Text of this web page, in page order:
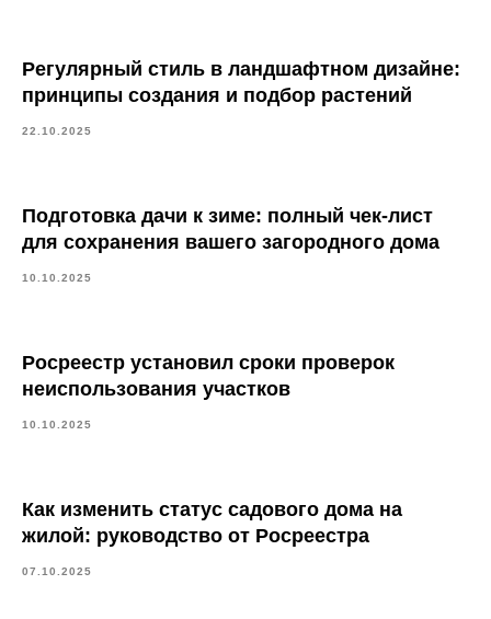
Регулярный стиль в ландшафтном дизайне:
принципы создания и подбор растений
22.10.2025
Подготовка дачи к зиме: полный чек-лист
для сохранения вашего загородного дома
10.10.2025
Росреестр установил сроки проверок
неиспользования участков
10.10.2025
Как изменить статус садового дома на
жилой: руководство от Росреестра
07.10.2025